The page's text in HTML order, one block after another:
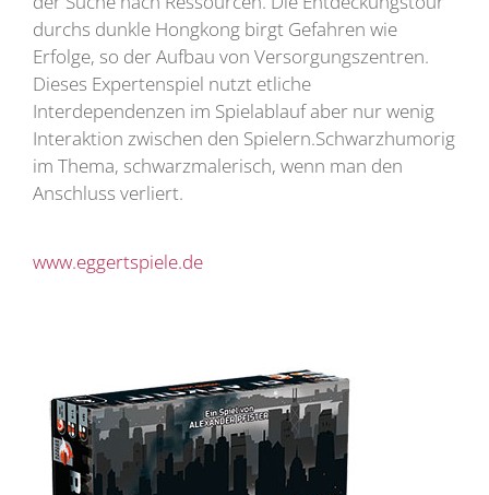
durchs dunkle Hongkong birgt Gefahren wie
Erfolge, so der Aufbau von Versorgungszentren.
Dieses Expertenspiel nutzt etliche
Interdependenzen im Spielablauf aber nur wenig
Interaktion zwischen den Spielern.Schwarzhumorig
im Thema, schwarzmalerisch, wenn man den
Anschluss verliert.
www.eggertspiele.de